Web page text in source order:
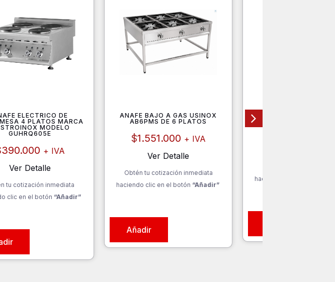
ELECTRICO DE
4 PLATOS MARCA
MODELO
GUHRQ605E
390.000 + IVA
Ver Detalle
tu cotización inmediata
clic en el botón “Añadir”
ANAFE BAJO A GAS USINOX
AB6PMS DE 6 PLATOS
$1.551.000 + IVA
Ver Detalle
Obtén tu cotización inmediata
haciendo clic en el botón “Añadir”
Añadir
haciendo clic en el botón